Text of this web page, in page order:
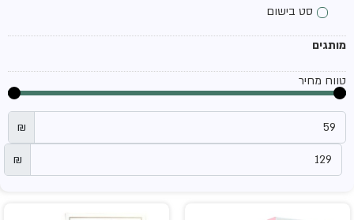
סט בישום
מותגים
טווח מחיר
₪
₪